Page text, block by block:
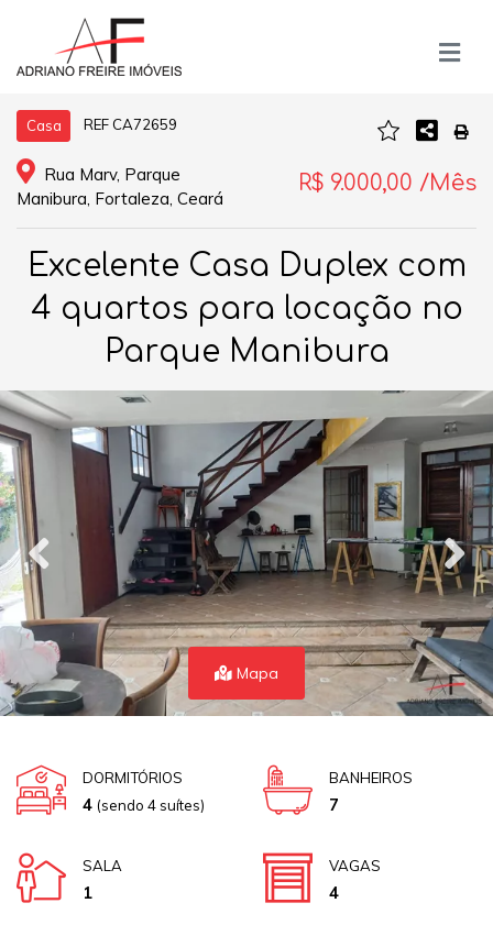
Casa REF CA72659
Rua Marv, Parque
Manibura, Fortaleza, Ceará
R$ 9.000,00 /Mês
Excelente Casa Duplex com
4 quartos para locação no
Parque Manibura
Mapa
DORMITÓRIOS
4 (sendo 4 suítes)
BANHEIROS
7
SALA
1
VAGAS
4